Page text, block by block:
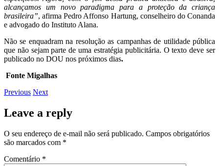
alcançamos um novo paradigma para a proteção da criança
brasileira”, afirma Pedro Affonso Hartung, conselheiro do Conanda
e advogado do Instituto Alana.
Não se enquadram na resolução as campanhas de utilidade pública
que não sejam parte de uma estratégia publicitária. O texto deve ser
publicado no DOU nos próximos dias.
Fonte Migalhas
Previous Next
Leave a reply
O seu endereço de e-mail não será publicado. Campos obrigatórios
são marcados com *
Comentário *